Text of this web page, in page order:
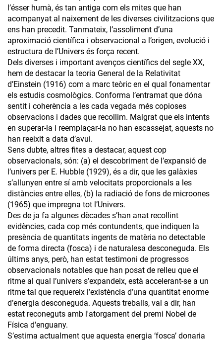
l’ésser humà, és tan antiga com els mites que han
acompanyat al naixement de les diverses civilitzacions que
ens han precedit. Tanmateix, l’assoliment d’una
aproximació científica i observacional a l’origen, evolució i
estructura de l’Univers és força recent.
Dels diverses i important avenços científics del segle XX,
hem de destacar la teoria General de la Relativitat
d’Einstein (1916) com a marc teòric en el qual fonamentar
els estudis cosmològics. Conforma l’entramat que dóna
sentit i coherència a les cada vegada més copioses
observacions i dades que recollim. Malgrat que els intents
en superar-la i reemplaçar-la no han escassejat, aquests no
han reeixit a data d’avui.
Sens dubte, altres fites a destacar, aquest cop
observacionals, són: (a) el descobriment de l’expansió de
l’univers per E. Hubble (1929), és a dir, que les galàxies
s’allunyen entre sí amb velocitats proporcionals a les
distàncies entre elles, (b) la radiació de fons de microones
(1965) que impregna tot l’Univers.
Des de ja fa algunes dècades s’han anat recollint
evidències, cada cop més contundents, que indiquen la
presència de quantitats ingents de matèria no detectable
de forma directa (fosca) i de naturalesa desconeguda. Els
últims anys, però, han estat testimoni de progressos
observacionals notables que han posat de relleu que el
ritme al qual l’univers s’expandeix, està accelerant-se a un
ritme tal que requereix l’existència d’una quantitat enorme
d’energia desconeguda. Aquests treballs, val a dir, han
estat reconeguts amb l'atorgament del premi Nobel de
Física d'enguany.
S’estima actualment que aquesta energia ‘fosca’ donaria